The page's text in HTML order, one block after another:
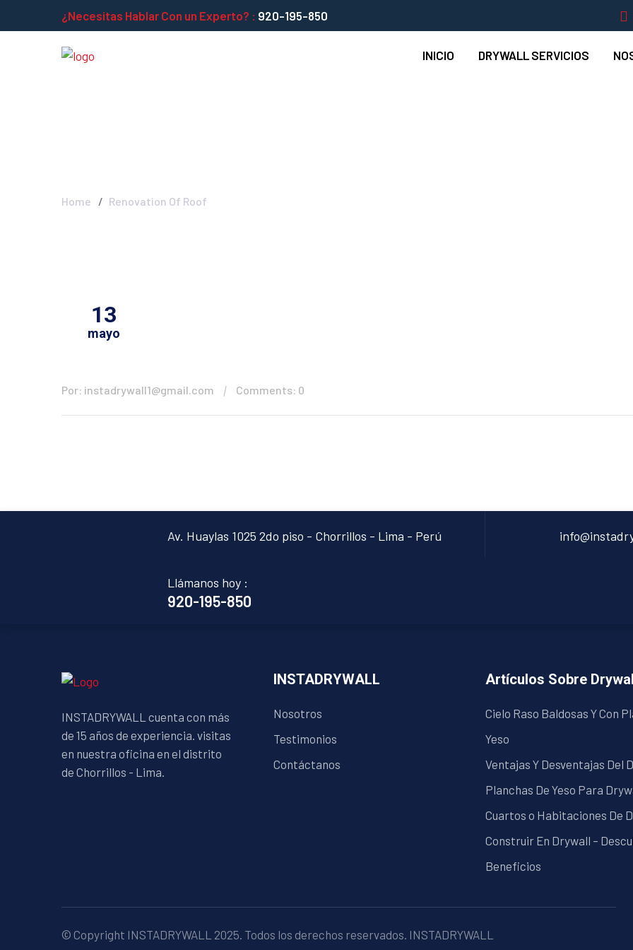
¿Necesitas Hablar Con un Experto? : 920-195-850
INICIO DRYWALL SERVICIOS
Home Renovation Of Roof
13
mayo
Por: instadrywall1@gmail.com Comments: 0
Av. Huaylas 1025 2do piso - Chorrillos - Lima - Perú
Llámanos hoy :
920-195-850
INSTADRYWALL cuenta con más
de 15 años de experiencia. visitas
en nuestra oficina en el distrito
de Chorrillos - Lima.
INSTADRYWALL
Nosotros
Testimonios
Contáctanos
Artículos Sobre Drywall
Cielo Raso Baldosas Y Con
Yeso
Ventajas Y Desventajas Del
Planchas De Yeso Para
Cuartos o Habitaciones De
Construir En Drywall –
Beneficios
© Copyright INSTADRYWALL 2025. Todos los derechos reservados. INSTADRYWALL